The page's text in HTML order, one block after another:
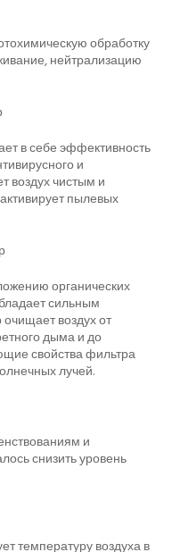
обработку
нейтрализацию
в себе эффективность
и
воздух чистым и
пылевых
органических
сильным
воздух от
дыма и до
свойства фильтра
лучей.
и
снизить уровень
температуру воздуха в